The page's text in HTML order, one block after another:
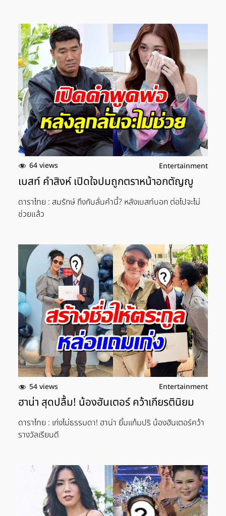
64 views Entertainment
เบสท์ คำสิงห์ เปิดใจปมถูกตราหน้าอกตัญญู
ดาราไทย : สมรักษ์ ถึงกับลั่นคำนี้? หลังเบสท์บอก ต่อไปจะไม่
ช่วยแล้ว
54 views Entertainment
ฮาน่า สุดปลื้ม! น้องฮันเตอร์ คว้าเกียรตินิยม
ดาราไทย : เก่งไม่ธรรมดา! ฮาน่า ยิ้มเเก้มปริ น้องฮันเตอร์คว้า
รางวัลเรียนดี